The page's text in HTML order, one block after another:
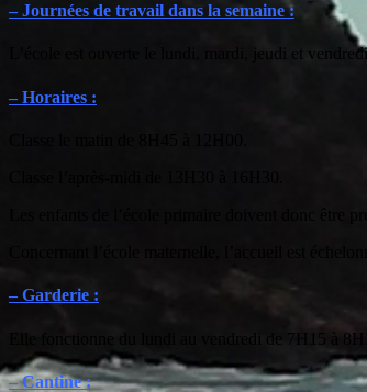
– Journées de travail dans la semaine :
L’école est ouverte le lundi, mardi, jeudi et
– Horaires :
Les enfants de l’école primaire doivent donc être
Concernant l’école maternelle, l’accueil est
– Garderie :
Elle fonctionne du lundi au vendredi de 7H15 à
– Cantine :